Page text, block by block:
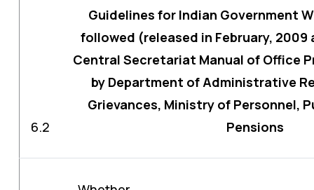
6.2
Guidelines for Indian Government
followed (released in February,
Central Secretariat Manual of Office
by Department of Administrative
Grievances, Ministry of Personnel,
Pensions